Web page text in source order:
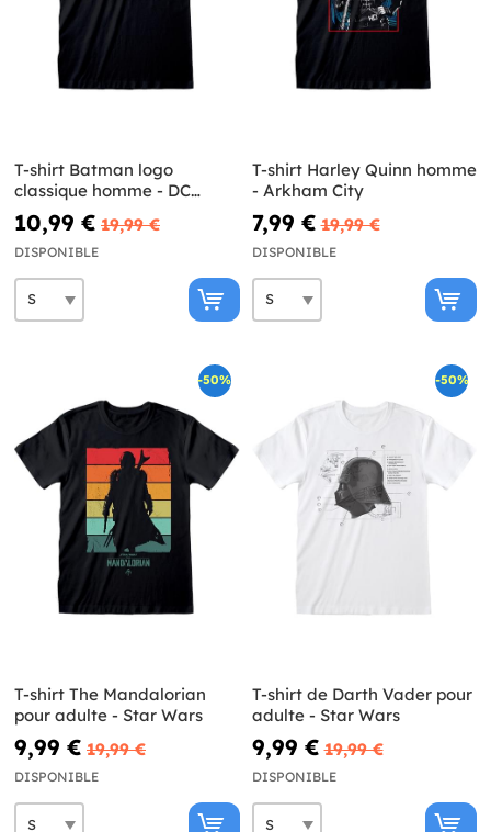
T-shirt Batman logo
classique homme - DC
Comics
10,99 € 19,99 €
DISPONIBLE
T-shirt Harley Quinn homme
- Arkham City
7,99 € 19,99 €
DISPONIBLE
-50%
T-shirt The Mandalorian
pour adulte - Star Wars
9,99 € 19,99 €
DISPONIBLE
-50%
T-shirt de Darth Vader pour
adulte - Star Wars
9,99 € 19,99 €
DISPONIBLE